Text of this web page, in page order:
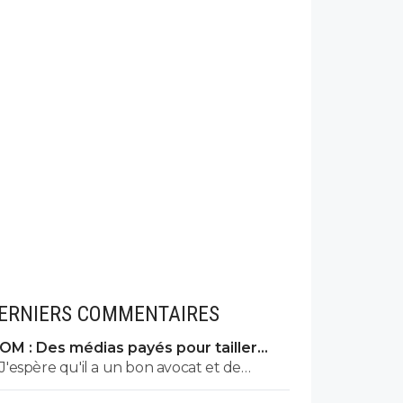
COMMENTAIRES
OM : Des médias payés pour tailler
l’OL, McCourt accusé
J'espère qu'il a un bon avocat et de
bonnes preuves parce qu'il va vite